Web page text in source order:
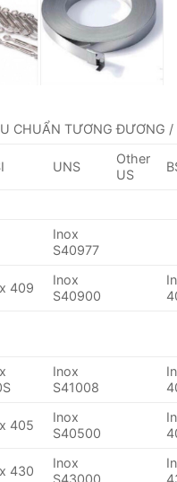
CHUẨN TƯƠNG ĐƯƠNG /
UNS
Other
US
Inox
S40977
409
Inox
S40900
Inox
S41008
405
Inox
S40500
430
Inox